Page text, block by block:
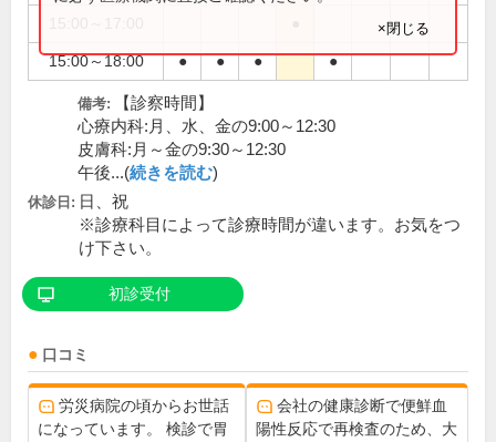
15:00～18:00 ● ● ● ●
×閉じる
備考:
【診察時間】
心療内科:月、水、金の9:00～12:30
皮膚科:月～金の9:30～12:30
午後...(続きを読む)
休診日: 日、祝
※診療科目によって診療時間が違います。お気をつ
け下さい。
初診受付
口コミ
労災病院の頃からお世話
になっています。 検診で胃
会社の健康診断で便鮮血
陽性反応で再検査のため、大